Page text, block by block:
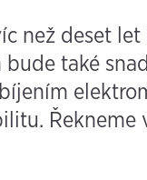
než deset
bude také
Řekneme